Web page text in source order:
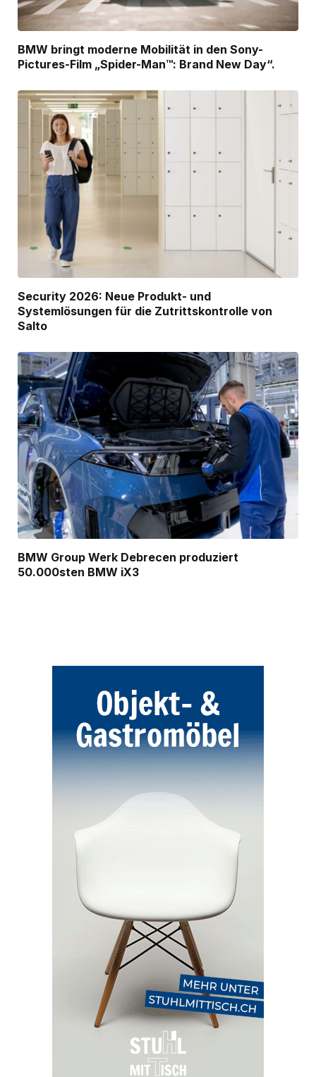
BMW bringt moderne Mobilität in den Sony-
Pictures-Film „Spider-Man™: Brand New Day“.
Security 2026: Neue Produkt- und
Systemlösungen für die Zutrittskontrolle von
Salto
BMW Group Werk Debrecen produziert
50.000sten BMW iX3